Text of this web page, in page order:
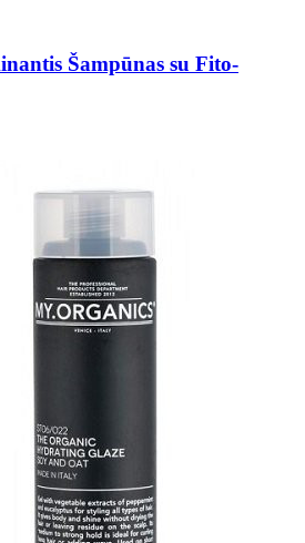
Šampūnas su Fito-